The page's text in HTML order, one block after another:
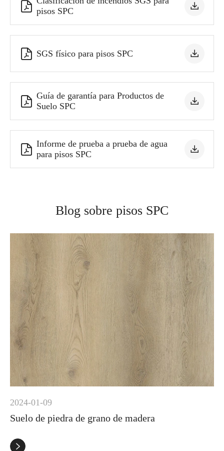
 pisos SPC

 SGS físico para pisos SPC 
 Guía de garantía para Productos de
Suelo SPC

 Informe de prueba a prueba de agua
para pisos SPC

Blog sobre pisos SPC
2024-01-09
Suelo de piedra de grano de madera
